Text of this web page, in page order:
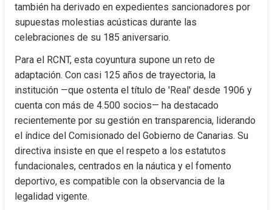
también ha derivado en expedientes sancionadores por
supuestas molestias acústicas durante las
celebraciones de su 185 aniversario.
Para el RCNT, esta coyuntura supone un reto de
adaptación. Con casi 125 años de trayectoria, la
institución —que ostenta el título de 'Real' desde 1906 y
cuenta con más de 4.500 socios— ha destacado
recientemente por su gestión en transparencia, liderando
el índice del Comisionado del Gobierno de Canarias. Su
directiva insiste en que el respeto a los estatutos
fundacionales, centrados en la náutica y el fomento
deportivo, es compatible con la observancia de la
legalidad vigente.